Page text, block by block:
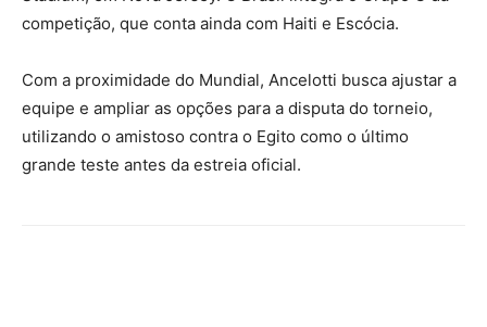
competição, que conta ainda com Haiti e Escócia.
Com a proximidade do Mundial, Ancelotti busca ajustar a
equipe e ampliar as opções para a disputa do torneio,
utilizando o amistoso contra o Egito como o último
grande teste antes da estreia oficial.